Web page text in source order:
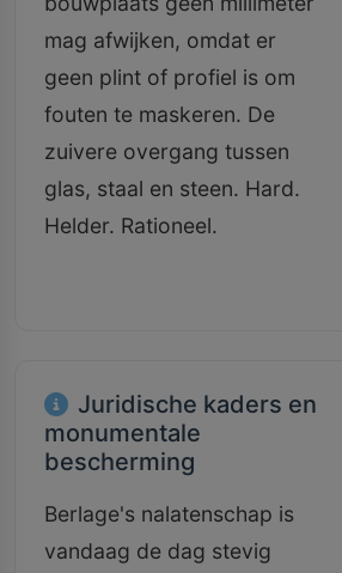
mag afwijken, omdat er
geen plint of profiel is om
fouten te maskeren. De
zuivere overgang tussen
glas, staal en steen. Hard.
Helder. Rationeel.
Juridische kaders en
monumentale
bescherming
Berlage's nalatenschap is
vandaag de dag stevig